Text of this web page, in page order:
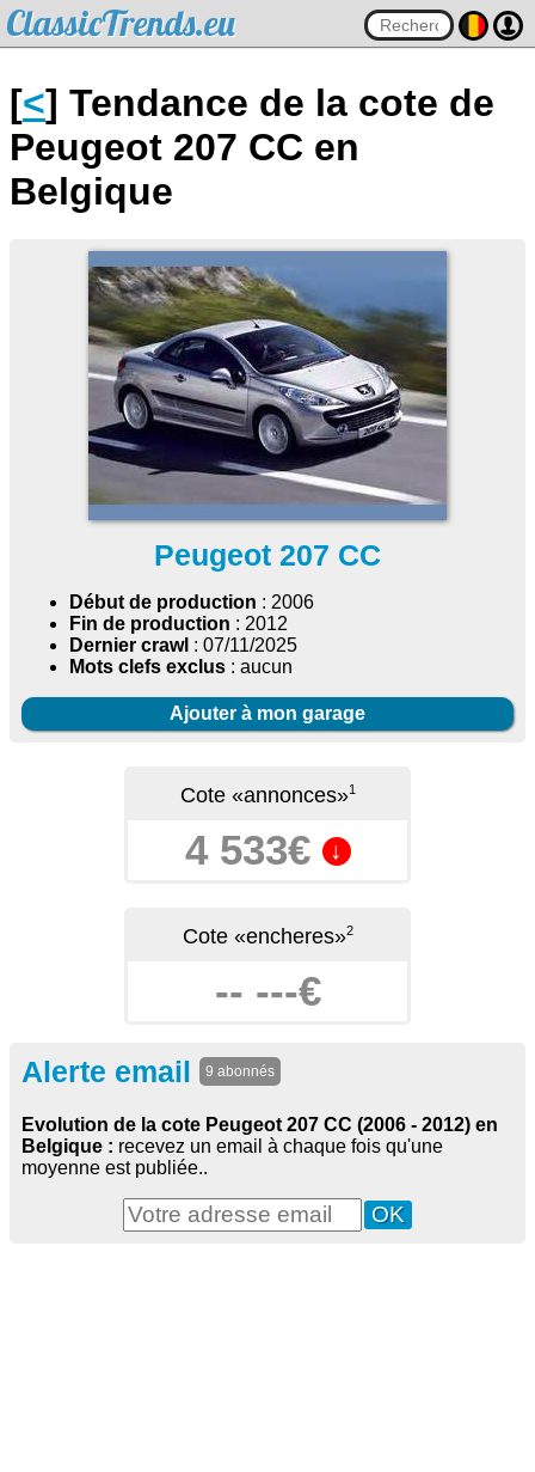
ClassicTrends.eu
[<] Tendance de la cote de
Peugeot 207 CC en
Belgique
Peugeot 207 CC
Début de production : 2006
Fin de production : 2012
Dernier crawl : 07/11/2025
Mots clefs exclus : aucun
Ajouter à mon garage
Cote «annonces»1
4 533€ ↓
Cote «encheres»2
-- ---€
Alerte email 9 abonnés
Evolution de la cote Peugeot 207 CC (2006 - 2012) en
Belgique : recevez un email à chaque fois qu'une
moyenne est publiée..